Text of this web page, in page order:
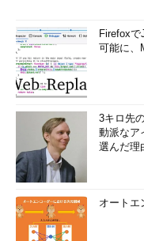
Firefox
可能に、
3キロ先
動派なア
選んだ理
オートエ